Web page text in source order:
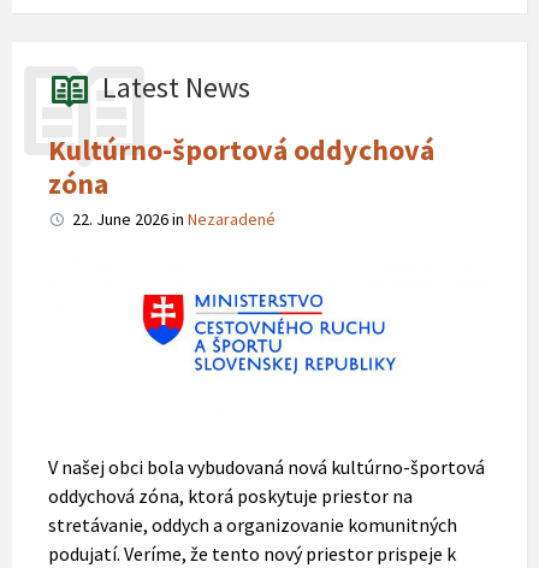
Latest News
Kultúrno-športová oddychová
zóna
22. June 2026in Nezaradené
V našej obci bola vybudovaná nová kultúrno-športová
oddychová zóna, ktorá poskytuje priestor na
stretávanie, oddych a organizovanie komunitných
podujatí. Veríme, že tento nový priestor prispeje k